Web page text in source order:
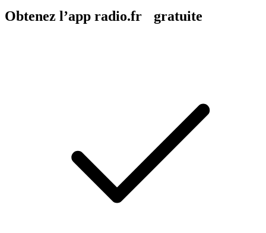
Obtenez l’app radio.fr gratuite